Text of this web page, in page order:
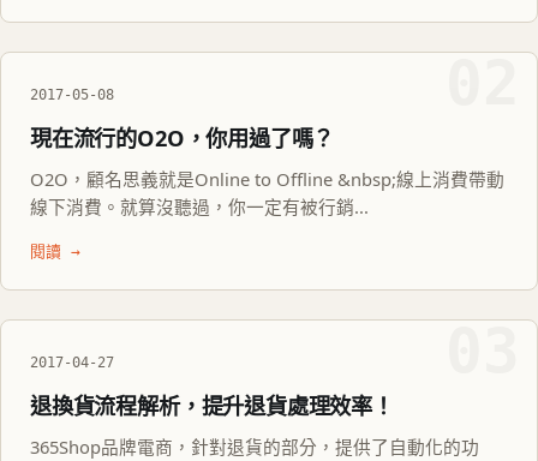
2017-05-08
現在流行的O2O，你用過了嗎？
O2O，顧名思義就是Online to Offline &nbsp;線上消費帶動
線下消費。就算沒聽過，你一定有被行銷...
閱讀 →
2017-04-27
退換貨流程解析，提升退貨處理效率！
365Shop品牌電商，針對退貨的部分，提供了自動化的功